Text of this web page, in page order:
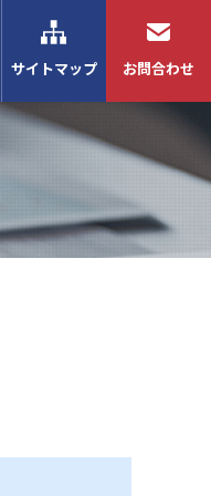
サイトマップ お問合わせ